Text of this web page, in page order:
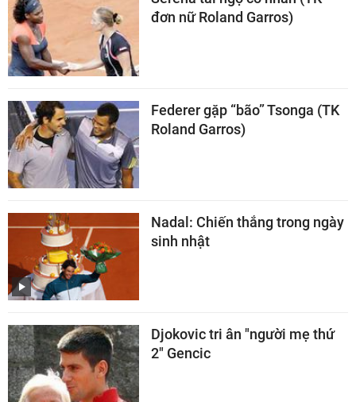
đơn nữ Roland Garros)
Federer gặp “bão” Tsonga (TK
Roland Garros)
Nadal: Chiến thắng trong ngày
sinh nhật
Djokovic tri ân "người mẹ thứ
2" Gencic